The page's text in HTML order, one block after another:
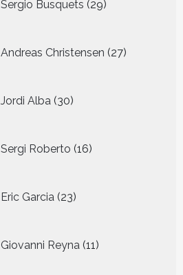
Sergio Busquets 29
producten
Andreas Christensen 27
producten
Jordi Alba 30
producten
Sergi Roberto 16
producten
Eric Garcia 23
producten
Giovanni Reyna 11
producten